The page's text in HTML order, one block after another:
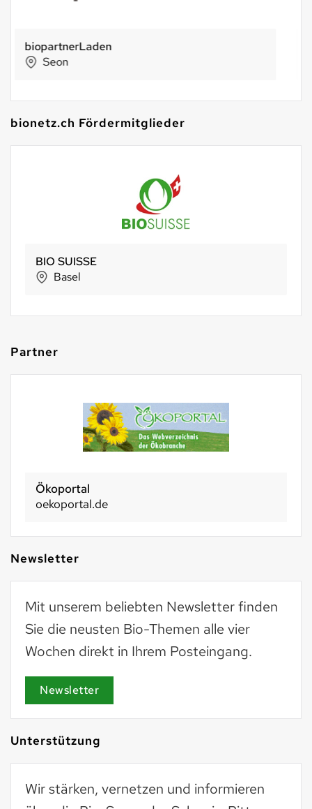
Phönix
Biel
bionetz.ch Fördermitglieder
NaturKraftWerke®
Aathal-Seegräben
Partner
Ökoportal
oekoportal.de
Newsletter
Mit unserem beliebten Newsletter finden
Sie die neusten Bio-Themen alle vier
Wochen direkt in Ihrem Posteingang.
Newsletter
Unterstützung
Wir stärken, vernetzen und informieren